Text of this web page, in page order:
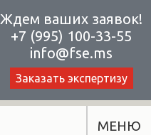
Ждем ваших заявок!
+7 (995) 100-33-55
info@fse.ms
Заказать экспертизу
МЕНЮ